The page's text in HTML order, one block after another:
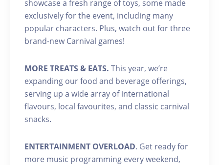
showcase a fresh range of toys, some made
exclusively for the event, including many
popular characters. Plus, watch out for three
brand-new Carnival games!
MORE TREATS & EATS. This year, we’re
expanding our food and beverage offerings,
serving up a wide array of international
flavours, local favourites, and classic carnival
snacks.
ENTERTAINMENT OVERLOAD. Get ready for
more music programming every weekend,